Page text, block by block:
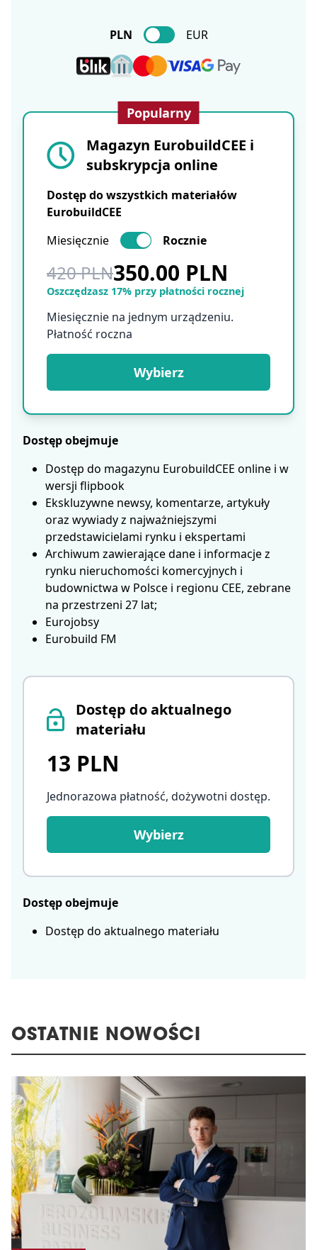
PLN EUR
Dostęp do aktualnego
materiału
13 PLN
Jednorazowa płatność, dożywotni dostęp.
Wybierz
Dostęp obejmuje
Dostęp do aktualnego materiału
Popularny
Magazyn EurobuildCEE i
subskrypcja online
Dostęp do wszystkich materiałów
EurobuildCEE
Miesięcznie
Rocznie
420 PLN350.00 PLN
Oszczędzasz 17% przy płatności rocznej
Miesięcznie na jednym urządzeniu.
Płatność roczna
Wybierz
Dostęp obejmuje
Dostęp do magazynu EurobuildCEE online i w
wersji flipbook
Ekskluzywne newsy, komentarze, artykuły
oraz wywiady z najważniejszymi
przedstawicielami rynku i ekspertami
Archiwum zawierające dane i informacje z
rynku nieruchomości komercyjnych i
budownictwa w Polsce i regionu CEE, zebrane
na przestrzeni 27 lat;
Eurojobsy
Eurobuild FM
OSTATNIE NOWOŚCI